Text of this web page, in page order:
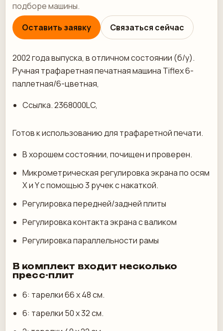
подборе машины.
Оставить заявку
Связаться сейчас
2002 года выпуска, в отличном состоянии (б/у).
Ручная трафаретная печатная машина Tiflex 6-
паллетная/6-цветная,
Ссылка. 2368000LC,
Готов к использованию для трафаретной печати.
В хорошем состоянии, почищен и проверен.
Микрометрическая регулировка экрана по осям
X и Y с помощью 3 ручек с накаткой.
Регулировка передней/задней плиты
Регулировка контакта экрана с валиком
Регулировка параллельности рамы
В комплект входит несколько
пресс-плит
6: тарелки 66 х 48 см.
6: тарелки 50 х 32 см.